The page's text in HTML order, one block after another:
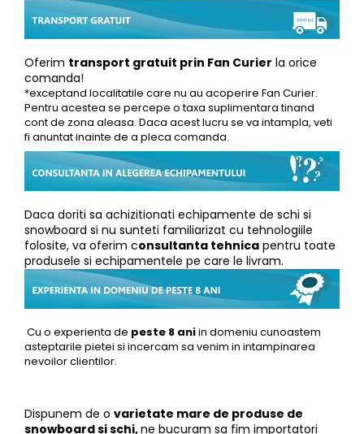
Oferim transport gratuit prin Fan Curier la orice
comanda!
*exceptand localitatile care nu au acoperire Fan Curier.
Pentru acestea se percepe o taxa suplimentara tinand
cont de zona aleasa. Daca acest lucru se va intampla, veti
fi anuntat inainte de a pleca comanda.
Daca doriti sa achizitionati echipamente de schi si
snowboard si nu sunteti familiarizat cu tehnologiile
folosite, va oferim consultanta tehnica pentru toate
produsele si echipamentele pe care le livram.
Cu o experienta de peste 8 aniin domeniu cunoastem
asteptarile pietei si incercam sa venim in intampinarea
nevoilor clientilor.
Dispunem de o varietate mare de produse de
snowboard si schi,ne bucuram sa fim importatori